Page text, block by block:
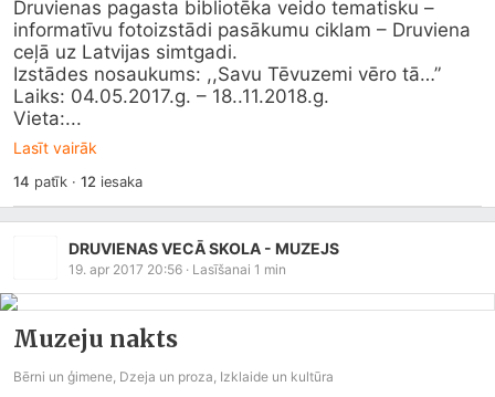
Druvienas pagasta bibliotēka veido tematisku –
informatīvu fotoizstādi pasākumu ciklam – Druviena
ceļā uz Latvijas simtgadi.
Izstādes nosaukums: ,,Savu Tēvuzemi vēro tā…”
Laiks: 04.05.2017.g. – 18..11.2018.g.
Vieta:...
Lasīt vairāk
14 patīk · 12 iesaka
DRUVIENAS VECĀ SKOLA - MUZEJS
19. apr 2017 20:56 · Lasīšanai 1 min
Muzeju nakts
Bērni un ģimene, Dzeja un proza, Izklaide un kultūra